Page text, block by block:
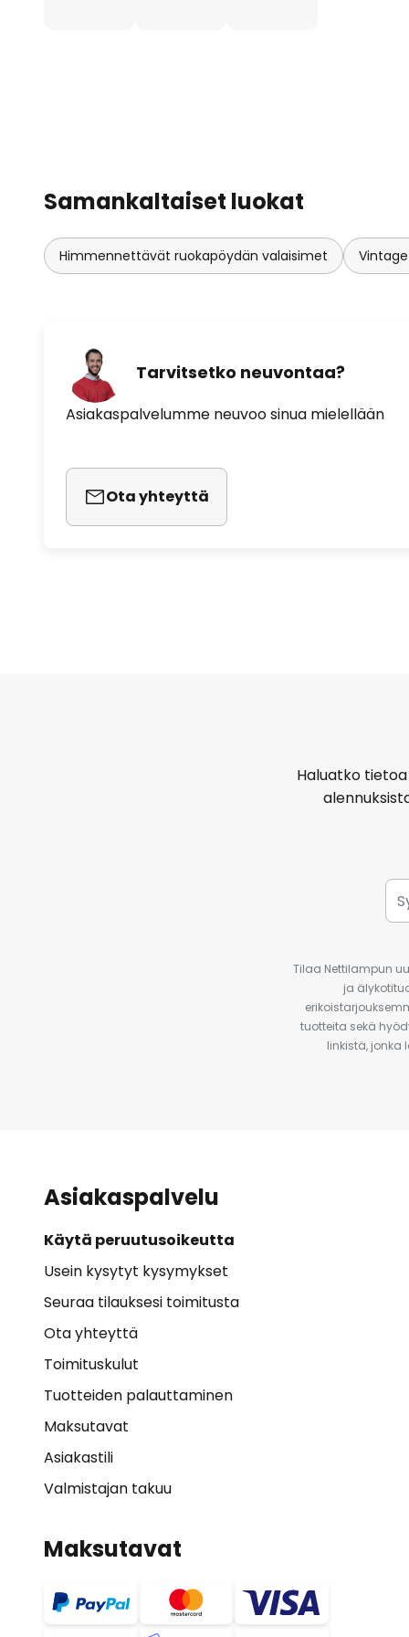
Samankaltaiset luokat
Himmennettävät ruokapöydän valaisimet
Tarvitsetko neuvontaa?
Asiakaspalvelumme neuvoo sinua mielellään
Ota yhteyttä
Haluatko
Tilaa Nettilampun
ja
tuotteita sekä
linkistä, jonka
Asiakaspalvelu
Käytä peruutusoikeutta
Usein kysytyt kysymykset
Seuraa tilauksesi toimitusta
Ota yhteyttä
Toimituskulut
Tuotteiden palauttaminen
Maksutavat
Asiakastili
Valmistajan takuu
Maksutavat